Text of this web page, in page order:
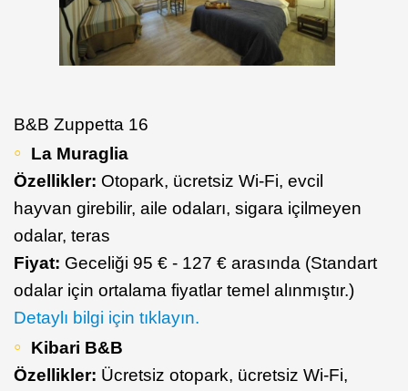
B&B Zuppetta 16
La Muraglia
Özellikler: Otopark, ücretsiz Wi-Fi, evcil
hayvan girebilir, aile odaları, sigara içilmeyen
odalar, teras
Fiyat: Geceliği 95 € - 127 € arasında (Standart
odalar için ortalama fiyatlar temel alınmıştır.)
Detaylı bilgi için tıklayın.
Kibari B&B
Özellikler: Ücretsiz otopark, ücretsiz Wi-Fi,